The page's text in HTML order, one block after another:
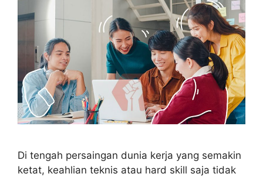
Di tengah persaingan dunia kerja yang semakin
ketat, keahlian teknis atau hard skill saja tidak